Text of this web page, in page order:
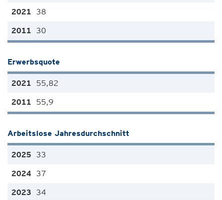
38
30
Erwerbsquote
55,82
55,9
Arbeitslose Jahresdurchschnitt
33
37
34